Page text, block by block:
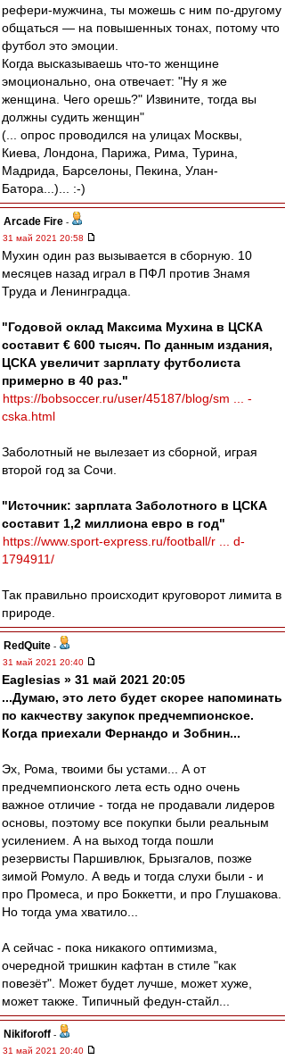
рефери‑мужчина, ты можешь с ним по‑другому
общаться — на повышенных тонах, потому что
футбол это эмоции.
Когда высказываешь что‑то женщине
эмоционально, она отвечает: "Ну я же
женщина. Чего орешь?" Извините, тогда вы
должны судить женщин"
(... опрос проводился на улицах Москвы,
Киева, Лондона, Парижа, Рима, Турина,
Мадрида, Барселоны, Пекина, Улан-
Батора...)... :-)
Arcade Fire -
31 май 2021 20:58
Мухин один раз вызывается в сборную. 10
месяцев назад играл в ПФЛ против Знамя
Труда и Ленинградца.
"Годовой оклад Максима Мухина в ЦСКА
составит € 600 тысяч. По данным издания,
ЦСКА увеличит зарплату футболиста
примерно в 40 раз."
https://bobsoccer.ru/user/45187/blog/sm ... -
cska.html
Заболотный не вылезает из сборной, играя
второй год за Сочи.
"Источник: зарплата Заболотного в ЦСКА
составит 1,2 миллиона евро в год"
https://www.sport-express.ru/football/r ... d-
1794911/
Так правильно происходит круговорот лимита в
природе.
RedQuite -
31 май 2021 20:40
Eaglesias » 31 май 2021 20:05
...Думаю, это лето будет скорее напоминать
по какчеству закупок предчемпионское.
Когда приехали Фернандо и Зобнин...
Эх, Рома, твоими бы устами... А от
предчемпионского лета есть одно очень
важное отличие - тогда не продавали лидеров
основы, поэтому все покупки были реальным
усилением. А на выход тогда пошли
резервисты Паршивлюк, Брызгалов, позже
зимой Ромуло. А ведь и тогда слухи были - и
про Промеса, и про Боккетти, и про Глушакова.
Но тогда ума хватило...
А сейчас - пока никакого оптимизма,
очередной тришкин кафтан в стиле "как
повезёт". Может будет лучше, может хуже,
может также. Типичный федун-стайл...
Nikiforoff -
31 май 2021 20:40